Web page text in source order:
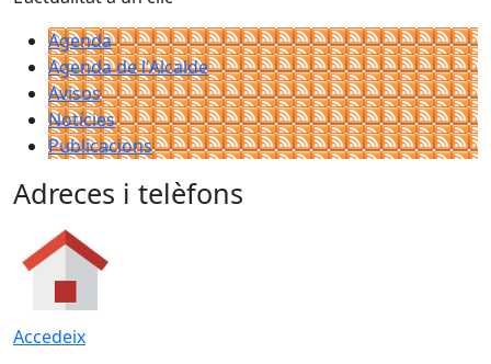
Agenda
Agenda de l'Alcalde
Avisos
Notícies
Publicacions
Adreces i telèfons
Accedeix